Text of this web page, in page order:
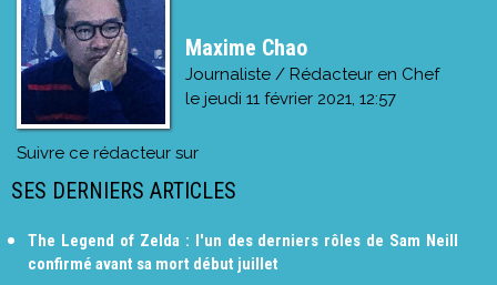
Maxime Chao
Journaliste / Rédacteur en Chef
le jeudi 11 février 2021, 12:57
Suivre ce rédacteur sur
SES DERNIERS ARTICLES
The Legend of Zelda : l'un des derniers rôles de Sam Neill
confirmé avant sa mort début juillet